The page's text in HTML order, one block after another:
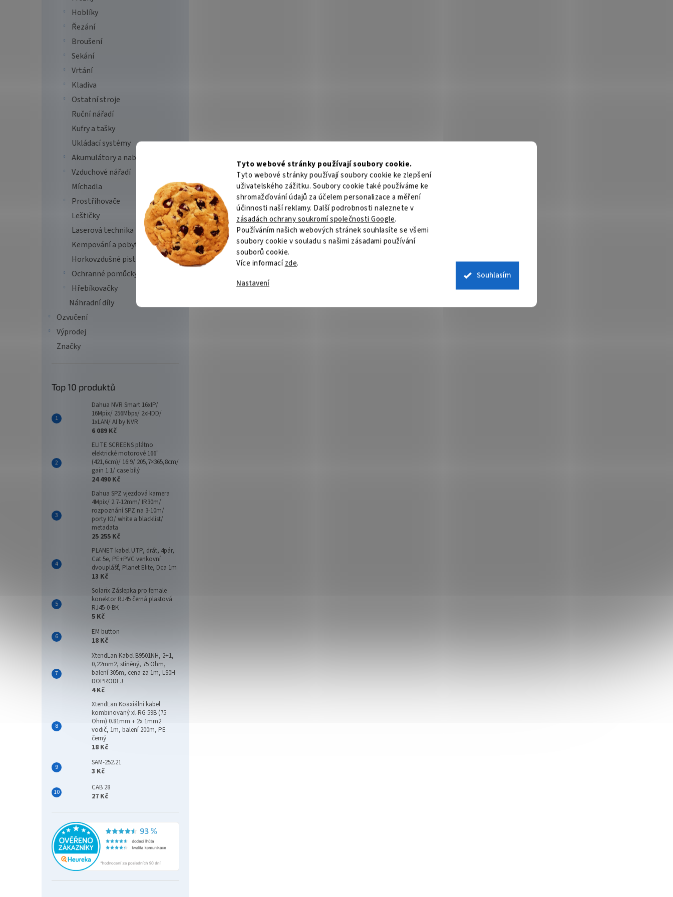
Tyto webové stránky používají soubory cookie.
Tyto webové stránky používají soubory cookie ke zlepšení
uživatelského zážitku. Soubory cookie také používáme ke
shromažďování údajů za účelem personalizace a měření
účinnosti naší reklamy. Další podrobnosti naleznete v
zásadách ochrany soukromí společnosti Google.
Používáním našich webových stránek souhlasíte se všemi
soubory cookie v souladu s našimi zásadami používání
souborů cookie.
Více informacízde.
Nastavení
Souhlasím
Hoblíky
Řezání
Broušení
Sekání
Vrtání
Kladiva
Ostatní stroje
Ruční nářadí
Kufry a tašky
Ukládací systémy
Akumulátory a nabíječky
Vzduchové nářadí
Míchadla
Prostřihovače
Leštičky
Laserová technika
Kempování a pobyt v přírodě
Horkovzdušné pistole
Ochranné pomůcky
Hřebíkovačky
Náhradní díly
Ozvučení
Výprodej
Značky
Top 10 produktů
Dahua NVR Smart 16xIP/
16Mpix/ 256Mbps/ 2xHDD/
1xLAN/ AI by NVR
6 089 Kč
ELITE SCREENS plátno
elektrické motorové 166"
(421,6cm)/ 16:9/ 205,7×365,8cm/
gain 1.1/ case bílý
24 490 Kč
Dahua SPZ vjezdová kamera
4Mpix/ 2.7-12mm/ IR30m/
rozpoznání SPZ na 3-10m/
porty IO/ white a blacklist/
metadata
25 255 Kč
PLANET kabel UTP, drát, 4pár,
Cat 5e, PE+PVC venkovní
dvouplášť, Planet Elite, Dca 1m
13 Kč
Solarix Záslepka pro female
konektor RJ45 černá plastová
RJ45-0-BK
5 Kč
EM button
18 Kč
XtendLan Kabel B9501NH, 2+1,
0,22mm2, stíněný, 75 Ohm,
balení 305m, cena za 1m, LS0H -
DOPRODEJ
4 Kč
XtendLan Koaxiální kabel
kombinovaný xl-RG 59B (75
Ohm) 0.81mm + 2x 1mm2
vodič, 1m, balení 200m, PE
černý
18 Kč
SAM-252.21
3 Kč
CAB 28
27 Kč